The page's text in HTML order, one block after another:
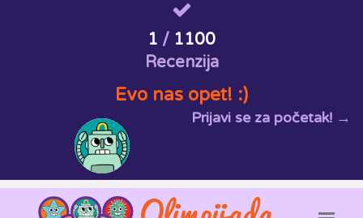
1 / 1100
Recenzija
Evo nas opet! :)
Prijavi se za početak! →